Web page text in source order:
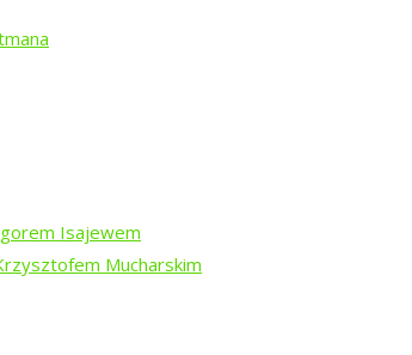
Isajewem
Mucharskim